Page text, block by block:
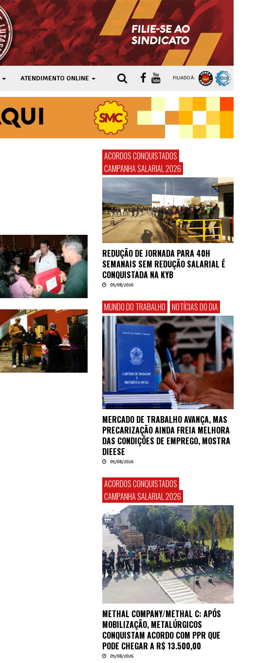
ATENDIMENTO ONLINE FILIADO À:
ACORDOS CONQUISTADOS
CAMPANHA SALARIAL 2026
REDUÇÃO DE JORNADA PARA 40H
SEMANAIS SEM REDUÇÃO SALARIAL É
CONQUISTADA NA KYB
05/08/2026
MUNDO DO TRABALHO NOTÍCIAS DO DIA
MERCADO DE TRABALHO AVANÇA, MAS
PRECARIZAÇÃO AINDA FREIA MELHORA
DAS CONDIÇÕES DE EMPREGO, MOSTRA
DIEESE
05/08/2026
ACORDOS CONQUISTADOS
CAMPANHA SALARIAL 2026
METHAL COMPANY/METHAL C: APÓS
MOBILIZAÇÃO, METALÚRGICOS
CONQUISTAM ACORDO COM PPR QUE
PODE CHEGAR A R$ 13.500,00
05/08/2026